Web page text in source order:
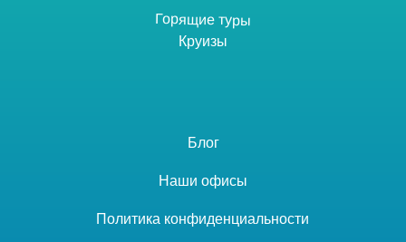
Блог
Наши офисы
Политика конфиденциальности
Горящие туры
Круизы